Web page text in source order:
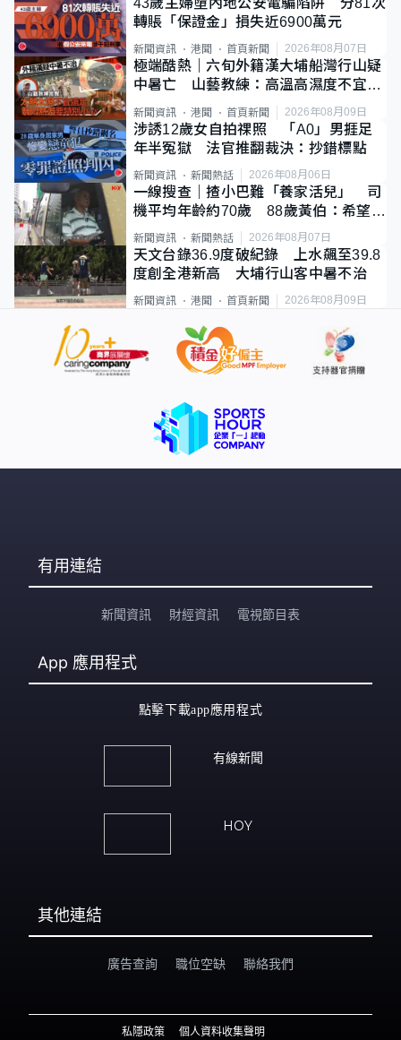
43歲主婦墮內地公安電騙陷阱 分81次
轉賬「保證金」損失近6900萬元
新聞資訊 港聞 首頁新聞 2026年08月07日
極端酷熱｜六旬外籍漢大埔船灣行山疑
中暑亡 山藝教練：高溫高濕度不宜遠
新聞資訊 港聞 首頁新聞 2026年08月09日
涉誘12歲女自拍祼照 「A0」男捱足
年半冤獄 法官推翻裁決：抄錯標點
新聞資訊 新聞熱話 2026年08月06日
一線搜查｜揸小巴難「養家活兒」 司
機平均年齡約70歲 88歲黃伯：希望一
直揸落去
新聞資訊 新聞熱話 2026年08月07日
天文台錄36.9度破紀錄 上水飆至39.8
度創全港新高 大埔行山客中暑不治
新聞資訊 港聞 首頁新聞 2026年08月09日
有用連結
新聞資訊 財經資訊 電視節目表
App 應用程式
點擊下載app應用程式
有線新聞
HOY
其他連結
廣告查詢 職位空缺 聯絡我們
私隱政策 個人資料收集聲明